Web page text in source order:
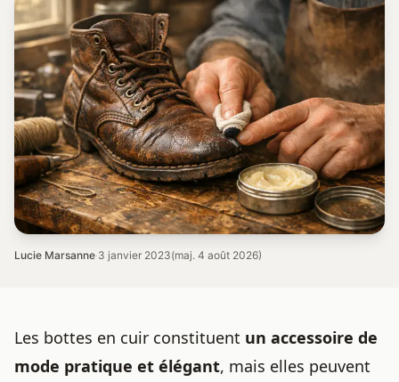
Lucie Marsanne·3 janvier 2023(maj. 4 août 2026)
Les bottes en cuir constituent un accessoire de
mode pratique et élégant, mais elles peuvent